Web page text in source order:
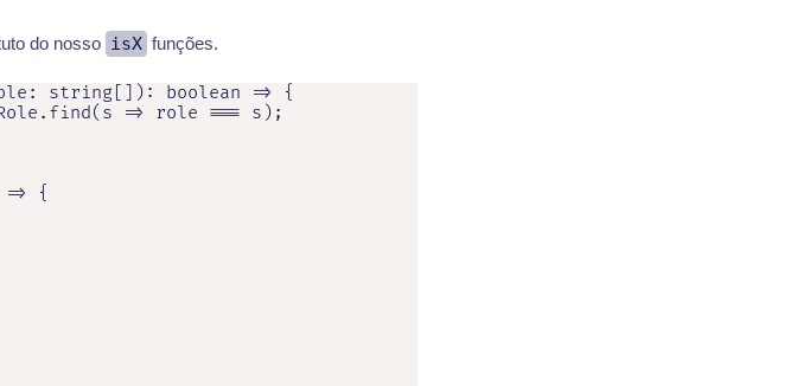
do nosso isX funções.
string[]): boolean => {
=> role === s);
{